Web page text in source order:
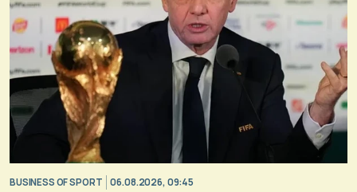
BUSINESS OF SPORT 06.08.2026, 09:45